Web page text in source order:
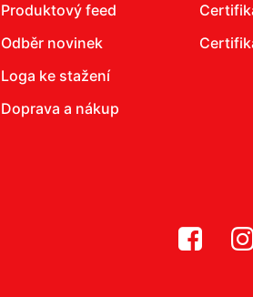
Produktový feed
Odběr novinek
Loga ke stažení
Doprava a nákup